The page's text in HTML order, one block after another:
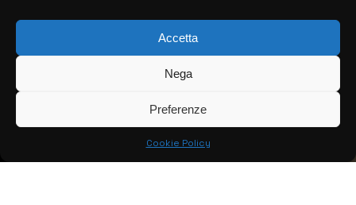
Accetta
Nega
Preferenze
Cookie Policy